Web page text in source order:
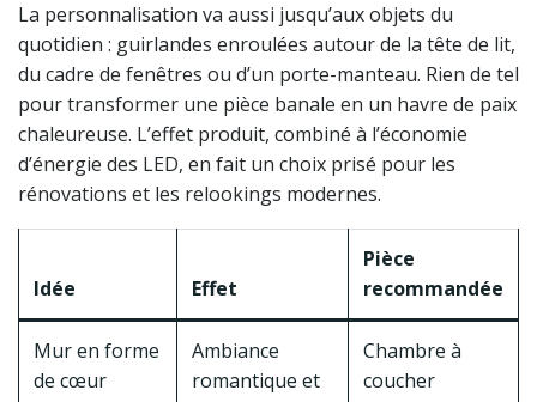
La personnalisation va aussi jusqu’aux objets du
quotidien : guirlandes enroulées autour de la tête de lit,
du cadre de fenêtres ou d’un porte-manteau. Rien de tel
pour transformer une pièce banale en un havre de paix
chaleureuse. L’effet produit, combiné à l’économie
d’énergie des LED, en fait un choix prisé pour les
rénovations et les relookings modernes.
Idée Effet
Pièce
recommandée
Mur en forme
de cœur
Ambiance
romantique et
Chambre à
coucher